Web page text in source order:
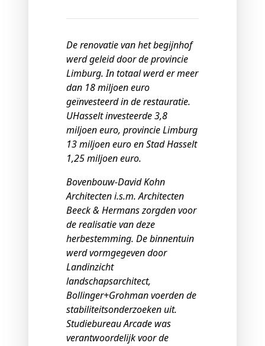
De renovatie van het begijnhof
werd geleid door de provincie
Limburg. In totaal werd er meer
dan 18 miljoen euro
geïnvesteerd in de restauratie.
UHasselt investeerde 3,8
miljoen euro, provincie Limburg
13 miljoen euro en Stad Hasselt
1,25 miljoen euro.
Bovenbouw-David Kohn
Architecten i.s.m. Architecten
Beeck & Hermans zorgden voor
de realisatie van deze
herbestemming. De binnentuin
werd vormgegeven door
Landinzicht
landschapsarchitect,
Bollinger+Grohman voerden de
stabiliteitsonderzoeken uit.
Studiebureau Arcade was
verantwoordelijk voor de